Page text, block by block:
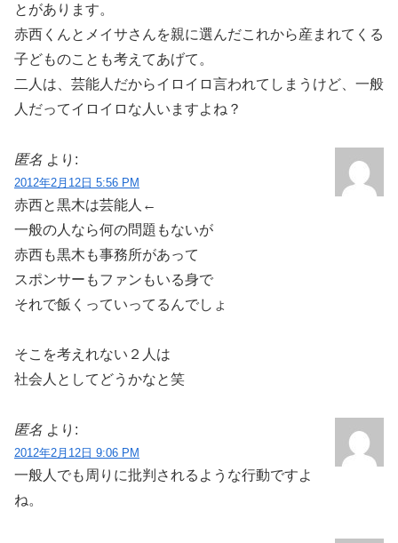
とがあります。
赤西くんとメイサさんを親に選んだこれから産まれてくる
子どものことも考えてあげて。
二人は、芸能人だからイロイロ言われてしまうけど、一般
人だってイロイロな人いますよね？
匿名 より:
2012年2月12日 5:56 PM
赤西と黒木は芸能人←
一般の人なら何の問題もないが
赤西も黒木も事務所があって
スポンサーもファンもいる身で
それで飯くっていってるんでしょ
そこを考えれない２人は
社会人としてどうかなと笑
匿名 より:
2012年2月12日 9:06 PM
一般人でも周りに批判されるような行動ですよ
ね。